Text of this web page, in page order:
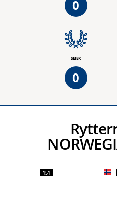
0
SEIER
0
Rytterne hos
151